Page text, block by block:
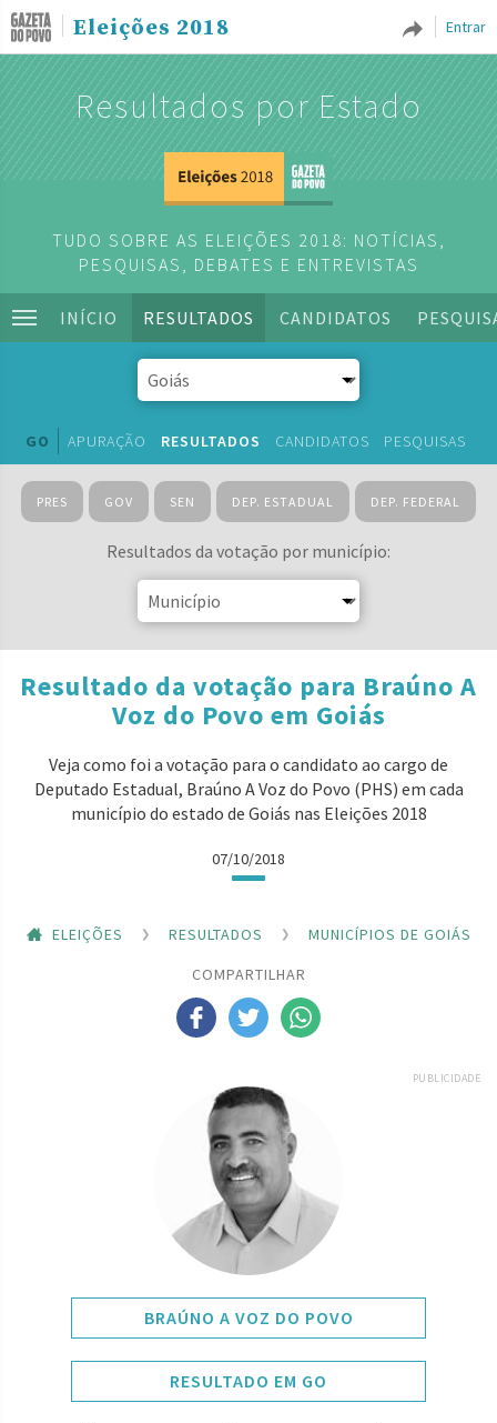
Entrar
Eleições 2018
Resultados por Estado
TUDO SOBRE AS ELEIÇÕES 2018: NOTÍCIAS,
PESQUISAS, DEBATES E ENTREVISTAS
INÍCIO RESULTADOS CANDIDATOS
GO APURAÇÃO RESULTADOS CANDIDATOS PESQUISAS
PRES GOV SEN DEP. ESTADUAL DEP. FEDERAL
Resultados da votação por município:
Resultado da votação para Braúno A
Voz do Povo em Goiás
Veja como foi a votação para o candidato ao cargo de
Deputado Estadual, Braúno A Voz do Povo (PHS) em cada
município do estado de Goiás nas Eleições 2018
07/10/2018
ELEIÇÕES RESULTADOS
MUNICÍPIOS DE GOIÁS
COMPARTILHAR
PUBLICIDADE
BRAÚNO A VOZ DO POVO
RESULTADO EM GO